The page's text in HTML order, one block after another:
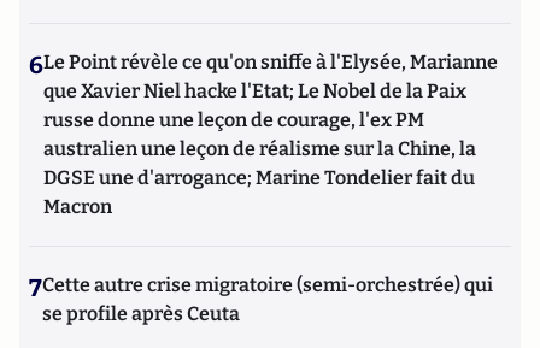
6Le Point révèle ce qu'on sniffe à l'Elysée, Marianne
que Xavier Niel hacke l'Etat; Le Nobel de la Paix
russe donne une leçon de courage, l'ex PM
australien une leçon de réalisme sur la Chine, la
DGSE une d'arrogance; Marine Tondelier fait du
Macron
7Cette autre crise migratoire (semi-orchestrée) qui
se profile après Ceuta